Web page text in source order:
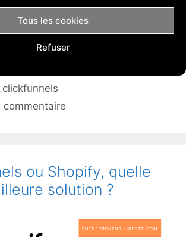
Tous les cookies
Refuser
côté pour augmenter son taux
?
clickfunnels
commentaire
ou Shopify, quelle
solution ?